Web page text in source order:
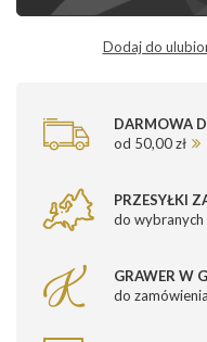
Dodaj do
DARMOWA
od 50,00 zł
PRZESYŁKI
do wybranych
GRAWER W
do zamówienia